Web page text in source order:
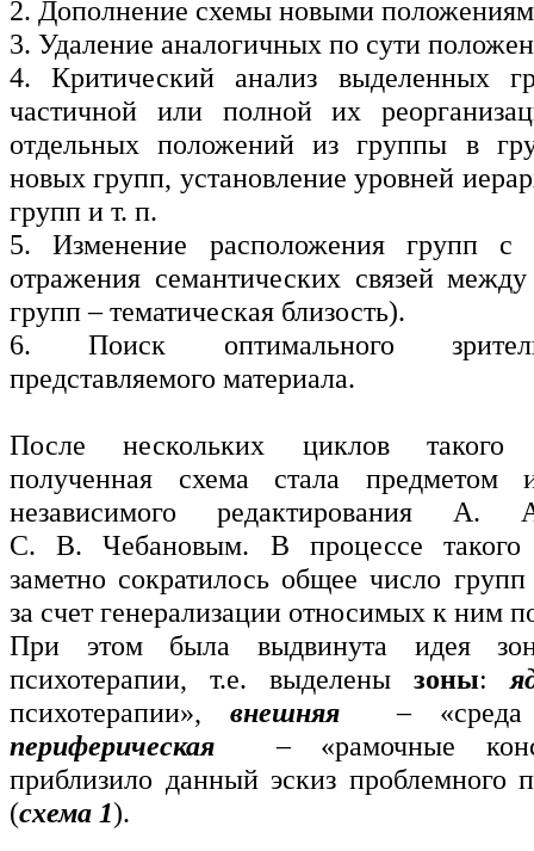
2. Дополнение схемы новыми
3. Удаление аналогичных по сути
4. Критический анализ выделенных
частичной или полной их
отдельных положений из группы в
новых групп, установление уровней
групп и т. п.
5. Изменение расположения групп с
отражения семантических связей
групп – тематическая близость).
6. Поиск оптимального
представляемого материала.
После нескольких циклов такого
полученная схема стала предметом
независимого редактирования
С. В. Чебановым. В процессе такого
заметно сократилось общее число
за счет генерализации относимых к ним
При этом была выдвинута идея
психотерапии, т.е. выделены зоны:
психотерапии», внешняя – «среда
периферическая – «рамочные
приблизило данный эскиз проблемного
(схема 1).